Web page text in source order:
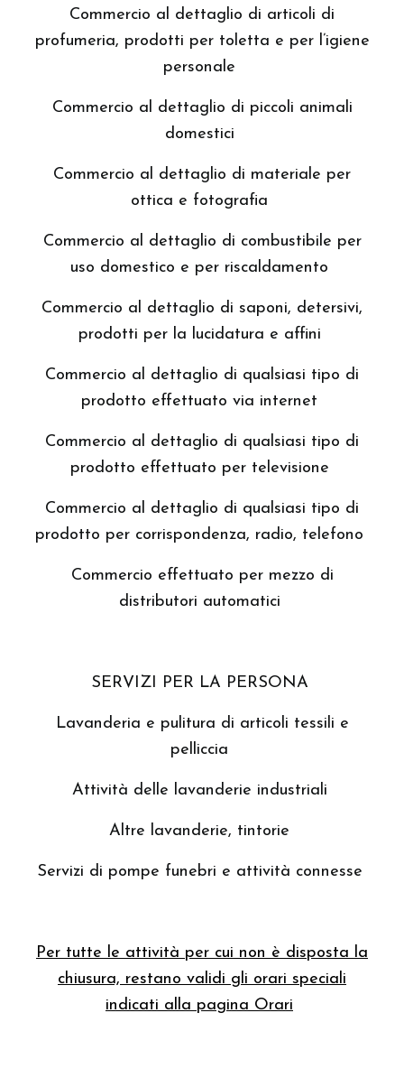
Commercio al dettaglio di articoli di
profumeria, prodotti per toletta e per l’igiene
personale
Commercio al dettaglio di piccoli animali
domestici
Commercio al dettaglio di materiale per
ottica e fotografia
Commercio al dettaglio di combustibile per
uso domestico e per riscaldamento
Commercio al dettaglio di saponi, detersivi,
prodotti per la lucidatura e affini
Commercio al dettaglio di qualsiasi tipo di
prodotto effettuato via internet
Commercio al dettaglio di qualsiasi tipo di
prodotto effettuato per televisione
Commercio al dettaglio di qualsiasi tipo di
prodotto per corrispondenza, radio, telefono
Commercio effettuato per mezzo di
distributori automatici
SERVIZI PER LA PERSONA
Lavanderia e pulitura di articoli tessili e
pelliccia
Attività delle lavanderie industriali
Altre lavanderie, tintorie
Servizi di pompe funebri e attività connesse
Per tutte le attività per cui non è disposta la
chiusura, restano validi gli orari speciali
indicati alla pagina Orari